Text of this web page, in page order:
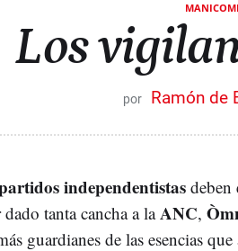
Los
Ramón de
independentistas deben
tanta cancha a laANC,
guardianes de las esencias